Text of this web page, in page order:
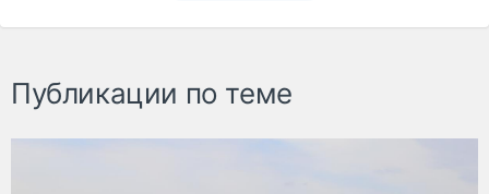
Публикации по теме